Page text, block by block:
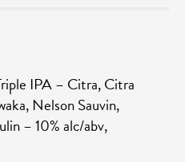
IPA – Citra, Citra
Nelson Sauvin,
– 10% alc/abv,